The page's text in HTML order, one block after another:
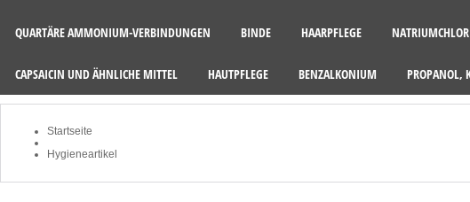
QUARTÄRE AMMONIUM-VERBINDUNGEN BINDE HAARPFLEGE
CAPSAICIN UND ÄHNLICHE MITTEL HAUTPFLEGE BENZALKONIUM PROPANOL,
Startseite
Hygieneartikel